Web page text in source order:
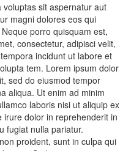
sit aspernatur aut
magni dolores eos qui
porro quisquam est,
consectetur, adipisci velit,
incidunt ut labore et
tem. Lorem ipsum dolor
sed do eiusmod tempor
aliqua. Ut enim ad minim
laboris nisi ut aliquip ex
dolor in reprehenderit in
fugiat nulla pariatur.
proident, sunt in culpa qui